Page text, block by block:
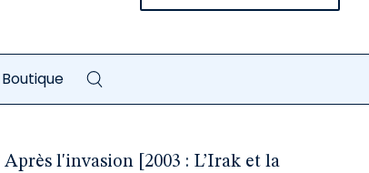
Boutique
Après l'invasion [2003 : L’Irak et la